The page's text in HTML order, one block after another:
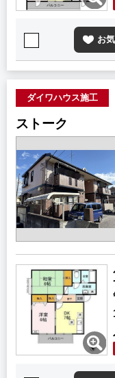
お
ダイワハウス施工
ストーク